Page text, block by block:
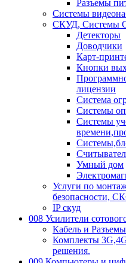
Разъемы
Системы
СКУД, Системы
Детекторы
Доводчики
Карт-
Кнопки
лицензии
Система
Системы
Системы
Умный дом
Услуги по
безопасности,
IP скуд
008 Усилители
Кабель и
Комплекты
решения.